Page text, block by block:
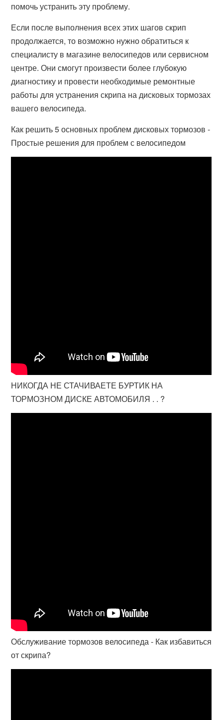
помочь устранить эту проблему.
Если после выполнения всех этих шагов скрип
продолжается, то возможно нужно обратиться к
специалисту в магазине велосипедов или сервисном
центре. Они смогут произвести более глубокую
диагностику и провести необходимые ремонтные
работы для устранения скрипа на дисковых тормозах
вашего велосипеда.
Как решить 5 основных проблем дисковых тормозов -
Простые решения для проблем с велосипедом
НИКОГДА НЕ СТАЧИВАЕТЕ БУРТИК НА
ТОРМОЗНОМ ДИСКЕ АВТОМОБИЛЯ . . ?
Обслуживание тормозов велосипеда - Как избавиться
от скрипа?